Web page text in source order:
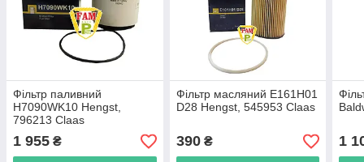
Фільтр паливний
H7090WK10 Hengst,
796213 Claas
1 955 ₴
Фільтр масляний E161H01
D28 Hengst, 545953 Claas
390₴ 1